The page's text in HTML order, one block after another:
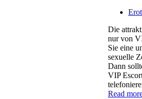
Die
nur von
Sie eine
sexuelle
Dann
VIP
Read